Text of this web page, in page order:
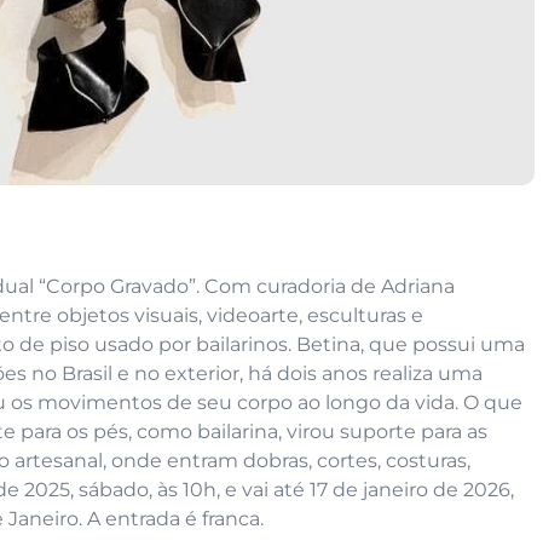
“Corpo Gravado”. Com curadoria de Adriana
objetos visuais, videoarte, esculturas e
piso usado por bailarinos. Betina, que possui uma
no Brasil e no exterior, há dois anos realiza uma
movimentos de seu corpo ao longo da vida. O que
os pés, como bailarina, virou suporte para as
onde entram dobras, cortes, costuras,
sábado, às 10h, e vai até 17 de janeiro de 2026,
A entrada é franca.